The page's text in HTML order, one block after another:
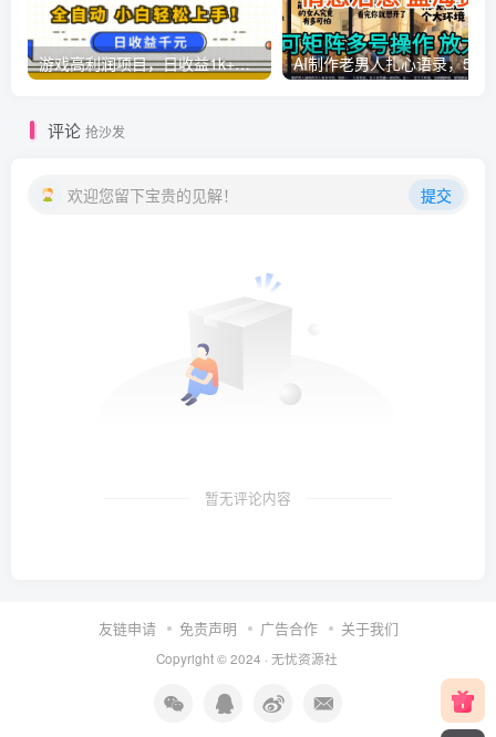
游戏高利润项目，日收益1k+，全自动，无需值守，解放双手，小白轻松上手【揭秘】
评论 抢沙发
欢迎您留下宝贵的见解！ 提交
暂无评论内容
友链申请 免责声明 广告合作 关于我们
Copyright © 2024 · 无忧资源社